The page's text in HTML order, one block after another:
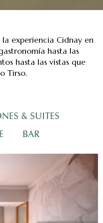
experiencia Cidnay en
hasta las
hasta las vistas que
Tirso.
& SUITES
BAR